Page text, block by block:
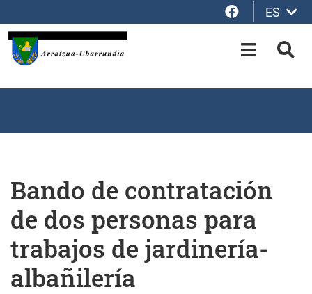
Facebook
ES
OPEN-
Bando de contratación
de dos personas para
trabajos de jardinería-
albañilería